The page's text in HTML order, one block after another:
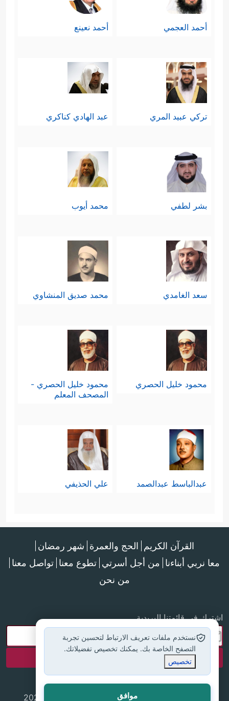
أحمد العجمي أحمد نعينع
تركي عبيد المري عبد الهادي كناكري
بشر لطفي محمد أيوب
سعد الغامدي محمد صديق المنشاوي
محمود خليل الحصري
محمود خليل الحصري -
المصحف المعلم
عبدالباسط عبدالصمد علي الحذيفي
القرآن الكريم الحج والعمرة شهر رمضان
معا نربي أبناءنا من أجل أسرتي تطوع معنا تواصل معنا
من نحن
اشترك في قائمتنا البريدية
جميع الحقوق محفوظة لموقع إسلام أون لاين © 2025
نستخدم ملفات تعريف الارتباط لتحسين تجربة
التصفح الخاصة بك. يمكنك تخصيص تفضيلاتك.
تخصيص
موافق